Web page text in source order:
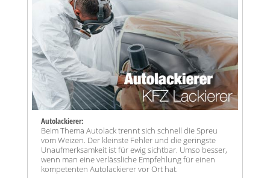
Autolackierer:
Beim Thema Autolack trennt sich schnell die Spreu
vom Weizen. Der kleinste Fehler und die geringste
Unaufmerksamkeit ist für ewig sichtbar. Umso besser,
wenn man eine verlässliche Empfehlung für einen
kompetenten Autolackierer vor Ort hat.